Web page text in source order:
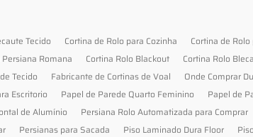
Tecido Cortina de Rolo para Cozinha Cortina de
Persiana Romana Cortina Rolo Blackout Cortina Rolo
Tecido Fabricante de Cortinas de Voal Onde Comprar
Escritorio Papel de Parede Quarto Feminino Papel de
de Alumínio Persiana Rolo Automatizada para Comprar
Persianas para Sacada Piso Laminado Dura Floor